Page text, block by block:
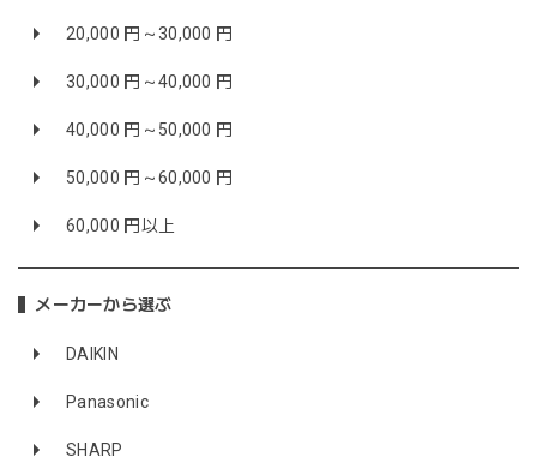
20,000 円～30,000 円
30,000 円～40,000 円
40,000 円～50,000 円
50,000 円～60,000 円
60,000 円以上
メーカーから選ぶ
DAIKIN
Panasonic
SHARP